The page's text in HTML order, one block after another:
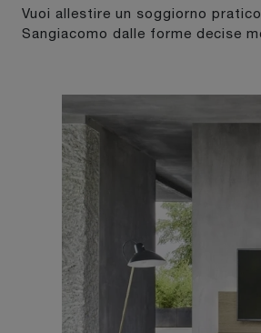
Vuoi allestire un soggiorno
Sangiacomo dalle forme decise